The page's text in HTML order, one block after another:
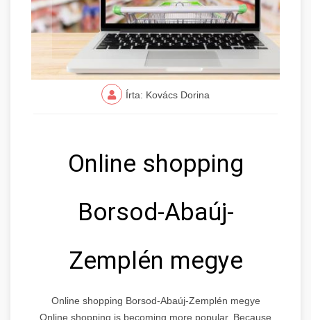
Írta: Kovács Dorina
Online shopping
Borsod-Abaúj-
Zemplén megye
Online shopping Borsod-Abaúj-Zemplén megye
Online shopping is becoming more popular. Because